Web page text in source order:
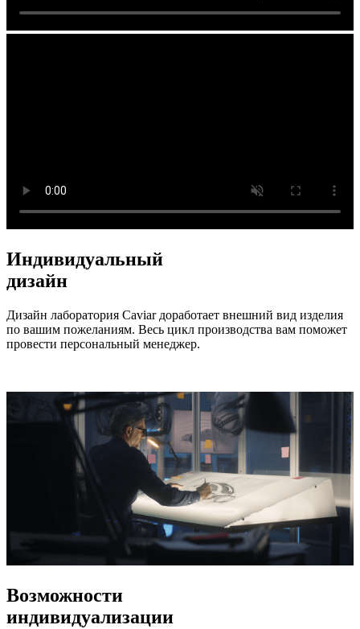
Индивидуальный
дизайн
Дизайн лаборатория Caviar доработает внешний вид изделия
по вашим пожеланиям. Весь цикл производства вам поможет
провести персональный менеджер.
Возможности
индивидуализации